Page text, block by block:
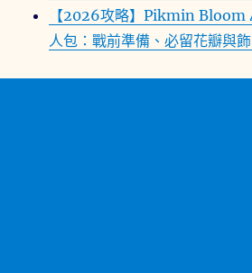
【2026攻略】Pikmin Bloom
人包：戰前準備、必留花瓣與